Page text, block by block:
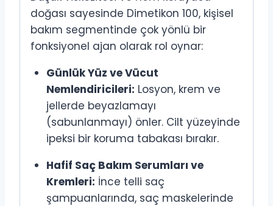
doğası sayesinde Dimetikon 100, kişisel
bakım segmentinde çok yönlü bir
fonksiyonel ajan olarak rol oynar:
Günlük Yüz ve Vücut
Nemlendiricileri: Losyon, krem ve
jellerde beyazlamayı
(sabunlanmayı) önler. Cilt yüzeyinde
ipeksi bir koruma tabakası bırakır.
Hafif Saç Bakım Serumları ve
Kremleri: İnce telli saç
şampuanlarında, saç maskelerinde